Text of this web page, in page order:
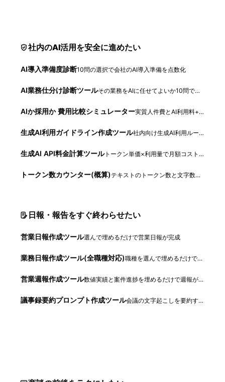
社内のAI活用を安全に進めたい
AI導入準備度診断10問の選択で会社のAI導入準備を点数化
AI業務仕分け診断ツール その業務をAIに任せてよいか10問で診断
AIか採用か 費用比較シミュレーター 実質人件費とAI利用料+運用コストの差額を試算
生成AI利用ガイドライン作成ツール 社内向け生成AI利用ルールのたたき台を自動生成
生成AI API料金計算ツール トークン単価×利用量で月額コストを試算
トークン数カウンター(概算) テキストのトークン数と文字数をその場で概算
日報・報告をすぐ終わらせたい
営業日報作成ツール選んで埋めるだけで営業日報が完成
業務日報作成ツール(全職種対応) 職種を選んで埋めるだけで今日の日報が完成
営業週報作成ツール 数値実績と案件進捗を埋めるだけで週報が完成
議事録要約プロンプト作成ツール 会議の文字起こしを要約するプロンプトを生成